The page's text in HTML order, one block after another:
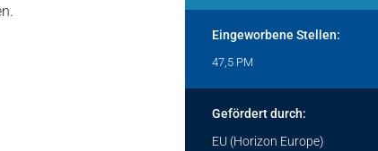
Eingeworbene Stellen:
47,5 PM
Gefördert durch:
EU (Horizon Europe)